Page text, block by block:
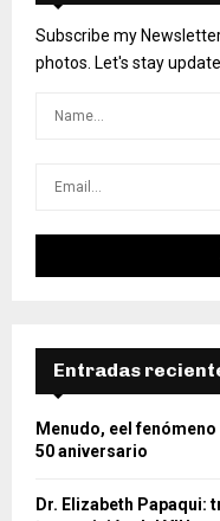
Subscribe my
photos. Let's stay
Entradas
Menudo, eel
50 aniversario
Dr. Elizabeth Papaqui: